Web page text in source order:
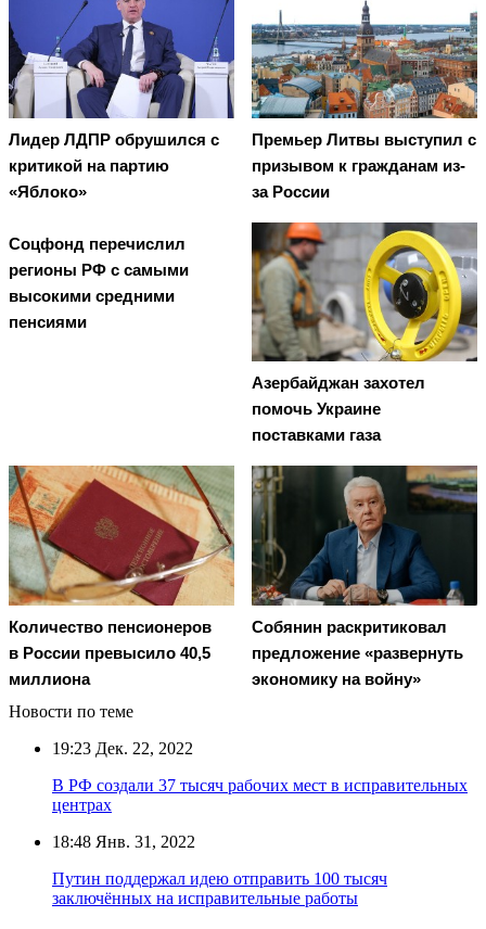
Лидер ЛДПР обрушился с
критикой на партию
«Яблоко»
Премьер Литвы выступил с
призывом к гражданам из-
за России
Соцфонд перечислил
регионы РФ с самыми
высокими средними
пенсиями
Азербайджан захотел
помочь Украине
поставками газа
Количество пенсионеров
в России превысило 40,5
миллиона
Собянин раскритиковал
предложение «развернуть
экономику на войну»
Новости по теме
19:23 Дек. 22, 2022
В РФ создали 37 тысяч рабочих мест в исправительных
центрах
18:48 Янв. 31, 2022
Путин поддержал идею отправить 100 тысяч
заключённых на исправительные работы